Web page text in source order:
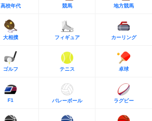
高校年代 競馬 地方競馬
大相撲 フィギュア カーリング
ゴルフ テニス 卓球
F1 バレーボール ラグビー